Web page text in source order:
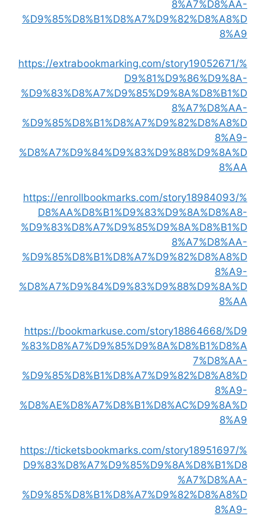
8%A7%D8%AA-
%D9%85%D8%B1%D8%A7%D9%82%D8%A8%D
8%A9
https://extrabookmarking.com/story19052671/%
D9%81%D9%86%D9%8A-
%D9%83%D8%A7%D9%85%D9%8A%D8%B1%D
8%A7%D8%AA-
%D9%85%D8%B1%D8%A7%D9%82%D8%A8%D
8%A9-
%D8%A7%D9%84%D9%83%D9%88%D9%8A%D
8%AA
https://enrollbookmarks.com/story18984093/%
D8%AA%D8%B1%D9%83%D9%8A%D8%A8-
%D9%83%D8%A7%D9%85%D9%8A%D8%B1%D
8%A7%D8%AA-
%D9%85%D8%B1%D8%A7%D9%82%D8%A8%D
8%A9-
%D8%A7%D9%84%D9%83%D9%88%D9%8A%D
8%AA
https://bookmarkuse.com/story18864668/%D9
%83%D8%A7%D9%85%D9%8A%D8%B1%D8%A
7%D8%AA-
%D9%85%D8%B1%D8%A7%D9%82%D8%A8%D
8%A9-
%D8%AE%D8%A7%D8%B1%D8%AC%D9%8A%D
8%A9
https://ticketsbookmarks.com/story18951697/%
D9%83%D8%A7%D9%85%D9%8A%D8%B1%D8
%A7%D8%AA-
%D9%85%D8%B1%D8%A7%D9%82%D8%A8%D
8%A9-